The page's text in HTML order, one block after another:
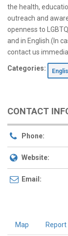
the health,
outreach and
openness to
and in English.(In
contact us
Categories:
CONTACT
Phone:
Website:
Email:
Map Report